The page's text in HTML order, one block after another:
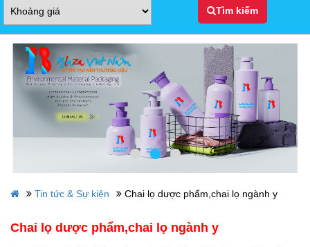
Tìm kiếm
Tin tức & Sự kiện Chai lọ dược phẩm,chai lọ ngành y
Chai lọ dược phẩm,chai lọ ngành y